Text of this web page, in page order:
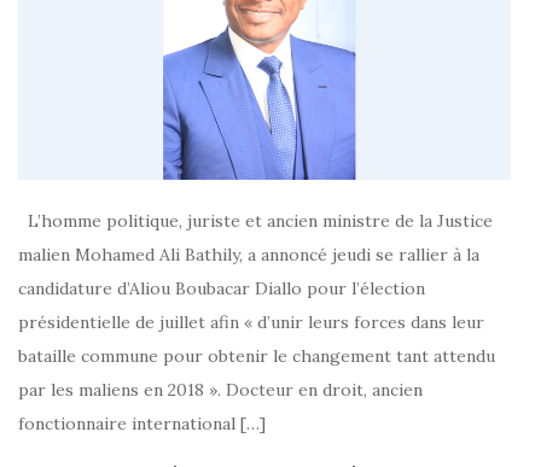
L’homme politique, juriste et ancien ministre de la Justice
malien Mohamed Ali Bathily, a annoncé jeudi se rallier à la
candidature d’Aliou Boubacar Diallo pour l’élection
présidentielle de juillet afin « d’unir leurs forces dans leur
bataille commune pour obtenir le changement tant attendu
par les maliens en 2018 ». Docteur en droit, ancien
fonctionnaire international […]